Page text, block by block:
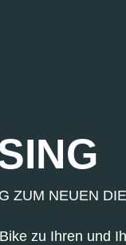
ZUM NEUEN
zu Ihren und